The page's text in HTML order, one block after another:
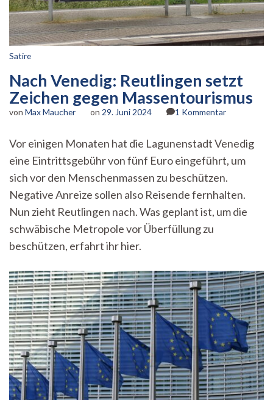
Satire
Nach Venedig: Reutlingen setzt
Zeichen gegen Massentourismus
von Max Maucher on 29. Juni 2024 1 Kommentarzu
Reutlingen
setzt
gegen
Vor einigen Monaten hat die Lagunenstadt Venedig
eine Eintrittsgebühr von fünf Euro eingeführt, um
sich vor den Menschenmassen zu beschützen.
Negative Anreize sollen also Reisende fernhalten.
Nun zieht Reutlingen nach. Was geplant ist, um die
schwäbische Metropole vor Überfüllung zu
beschützen, erfahrt ihr hier.